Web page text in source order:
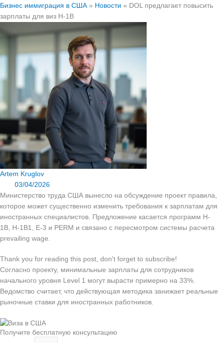
Бизнес иммиграция в США » Новости » DOL предлагает повысить
зарплаты для виз H-1B
Artem Kruglov
03/04/2026
Министерство труда США вынесло на обсуждение проект правила,
которое может существенно изменить требования к зарплатам для
иностранных специалистов. Предложение касается программ H-
1B, H-1B1, E-3 и PERM и связано с пересмотром системы расчета
prevailing wage.
Thank you for reading this post, don't forget to subscribe!
Согласно проекту, минимальные зарплаты для сотрудников
начального уровня Level 1 могут вырасти примерно на 33%.
Ведомство считает, что действующая методика занижает реальные
рыночные ставки для иностранных работников.
Получите бесплатную консультацию